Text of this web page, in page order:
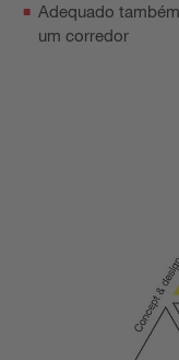
Adequado
um corredor